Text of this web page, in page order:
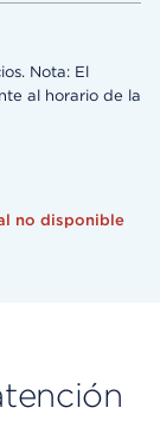
Nota: El
al horario de la
no disponible